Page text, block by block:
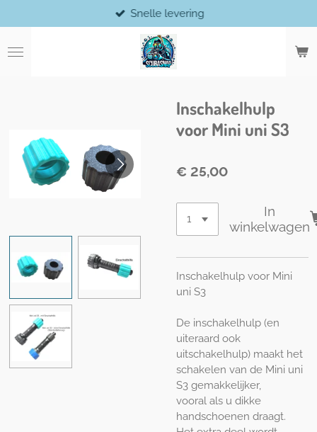
direct
naar
de
Snelle levering
Inschakelhulp
voor Mini uni S3
€ 25,00
In
winkelwagen
Inschakelhulp voor Mini
uni S3
De inschakelhulp (en
uiteraard ook
uitschakelhulp) maakt het
schakelen van de Mini uni
S3 gemakkelijker,
vooral als u dikke
handschoenen draagt.